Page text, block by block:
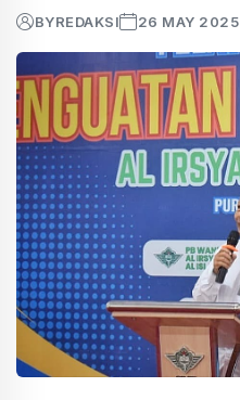
BYREDAKSI 26 MAY 2025